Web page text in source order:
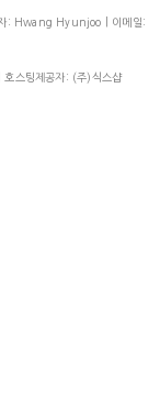
: Hwang Hyunjoo | 이메일:
스팅제공자: (주)식스샵